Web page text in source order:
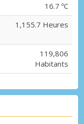
16.7 ºC
1,155.7 Heures
119,806
Habitants